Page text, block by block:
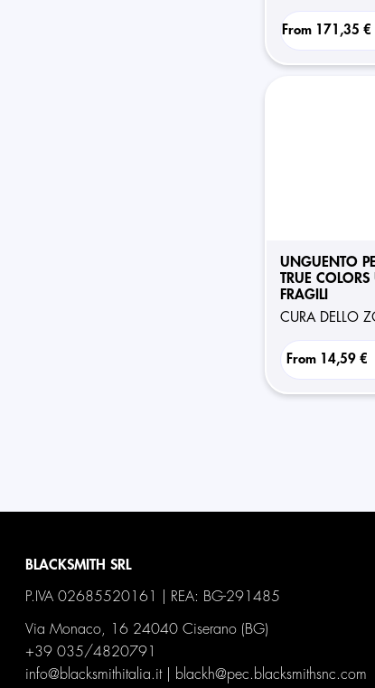
From 171,35 €
UNGUENTO
TRUE
FRAGILI
CURA DELLO
From14,59 €
BLACKSMITH SRL
P.IVA 02685520161 | REA: BG-291485
Via Monaco, 16 24040 Ciserano (BG)
+39 035/4820791
info@blacksmithitalia.it| blackh@pec.blacksmithsnc.com